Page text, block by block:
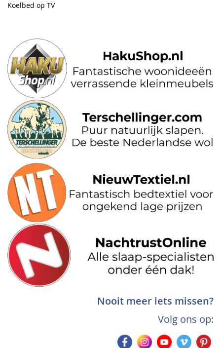
Koelbed op TV
Nooit meer iets missen?
Volg ons op: